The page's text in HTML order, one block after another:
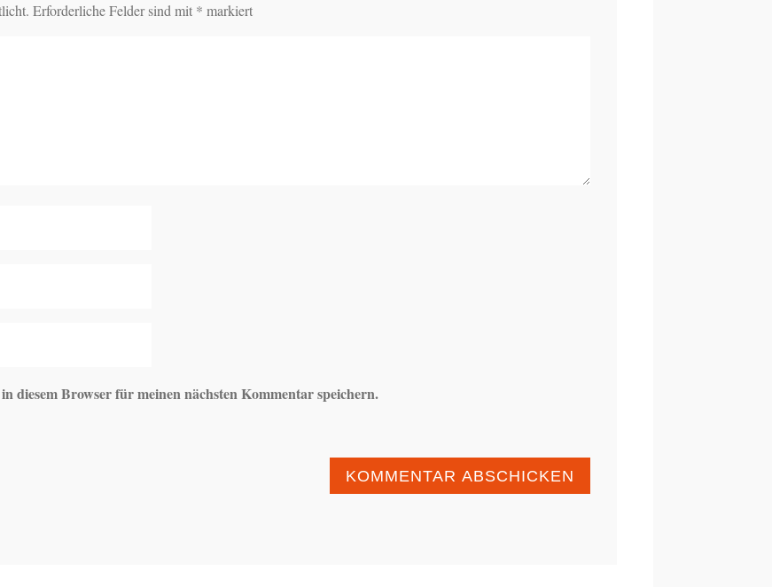
Erforderliche Felder sind mit * markiert
diesem Browser für meinen nächsten Kommentar speichern.
KOMMENTAR ABSCHICKEN